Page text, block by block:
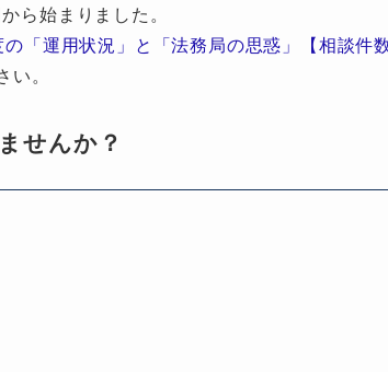
ら始まりました。
「運用状況」と「法務局の思惑」【相談件
い。
せんか？